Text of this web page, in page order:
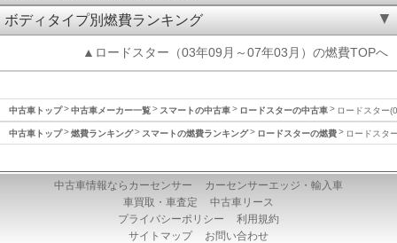
ボディタイプ別燃費ランキング
▲ロードスター（03年09月～07年03月）の燃費TOPへ
中古車トップ 中古車メーカー一覧 スマートの中古車 ロードスターの中古車 ロードスター
中古車トップ 燃費ランキング スマートの燃費ランキング ロードスターの燃費 ロードスタ
中古車情報ならカーセンサー
カーセンサーエッジ・輸入車
車買取・車査定
中古車リース
プライバシーポリシー
利用規約
サイトマップ
お問い合わせ